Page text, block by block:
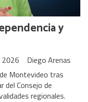
y
Diego Arenas
Montevideo tras
del Consejo de
regionales.